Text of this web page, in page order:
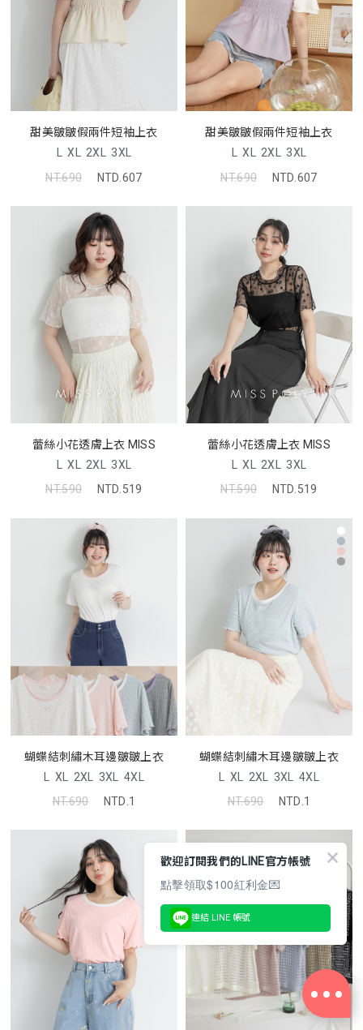
甜美皺皺假兩件短袖上衣
L XL 2XL 3XL
NT.690
NTD.607
甜美皺皺假兩件短袖上衣
L XL 2XL 3XL
NT.690
NTD.607
蕾絲小花透膚上衣 MISS
L XL 2XL 3XL
NT.590
NTD.519
蕾絲小花透膚上衣 MISS
L XL 2XL 3XL
NT.590
NTD.519
蝴蝶結刺繡木耳邊皺皺上衣
L XL 2XL 3XL 4XL
NT.690
NTD.1
蝴蝶結刺繡木耳邊皺皺上衣
L XL 2XL 3XL 4XL
NT.690
NTD.1
歡迎訂閱我們的LINE官方帳號
點擊領取$100紅利金💌
連結 LINE 帳號